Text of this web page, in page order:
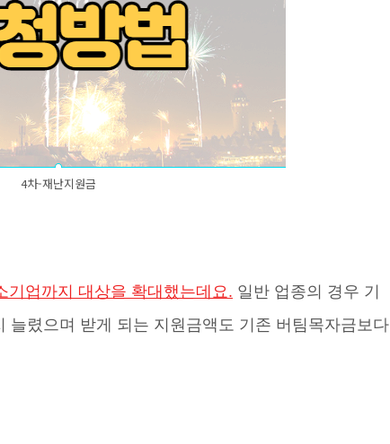
4차-재난지원금
기업까지 대상을 확대했는데요. 일반 업종의 경우 기
늘렸으며 받게 되는 지원금액도 기존 버팀목자금보다